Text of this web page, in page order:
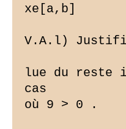
xe[a,b]
V.A.l)
lue du reste
cas
où 9 > 0 .